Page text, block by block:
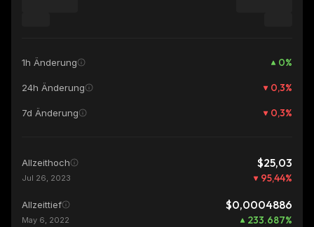
1h Änderung 0%
24h Änderung 0,3%
7d Änderung 0,3%
Allzeithoch $25,03
Jul 26, 2023 95,44%
Allzeittief $0,0004886
May 6, 2022 233.687%